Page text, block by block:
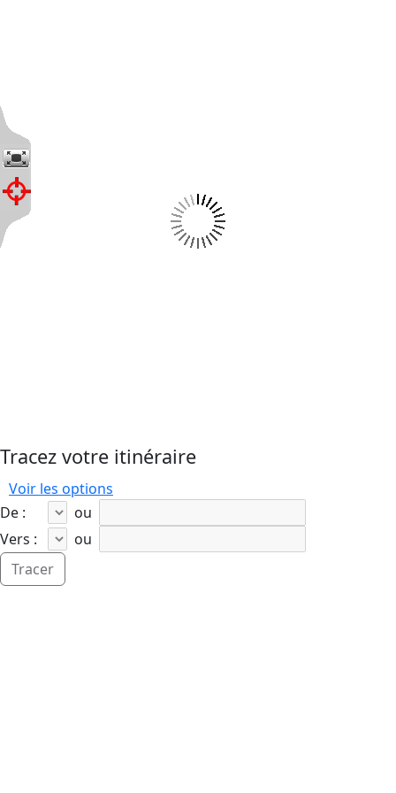
Tracez votre itinéraire
Voir les options
De :
ou
Vers :
ou